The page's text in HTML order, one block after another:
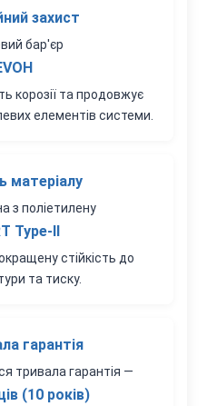
захист
бар'єр
корозії та продовжує
елементів системи.
матеріалу
з поліетилену
Type-II
стійкість до
та тиску.
гарантія
тривала гарантія —
(10 років)